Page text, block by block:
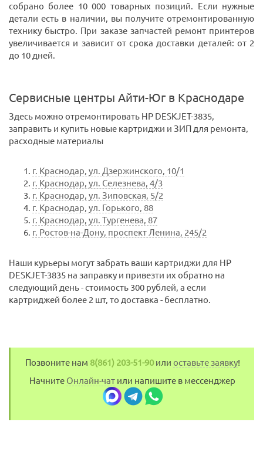
собрано более 10 000 товарных позиций. Если нужные
детали есть в наличии, вы получите отремонтированную
технику быстро. При заказе запчастей ремонт принтеров
увеличивается и зависит от срока доставки деталей: от 2
до 10 дней.
Сервисные центры Айти-Юг в Краснодаре
Здесь можно отремонтировать HP DESKJET-3835,
заправить и купить новые картриджи и ЗИП для ремонта,
расходные материалы
г. Краснодар, ул. Дзержинского, 10/1
г. Краснодар, ул. Селезнева, 4/3
г. Краснодар, ул. Зиповская, 5/2
г. Краснодар, ул. Горького, 88
г. Краснодар, ул. Тургенева, 87
г. Ростов-на-Дону, проспект Ленина, 245/2
Наши курьеры могут забрать ваши картриджи для HP
DESKJET-3835 на заправку и привезти их обратно на
следующий день - стоимость 300 рублей, а если
картриджей более 2 шт, то доставка - бесплатно.
Позвоните нам 8(861) 203-51-90или оставьте заявку!
Начните Онлайн-чат или напишите в мессенджер